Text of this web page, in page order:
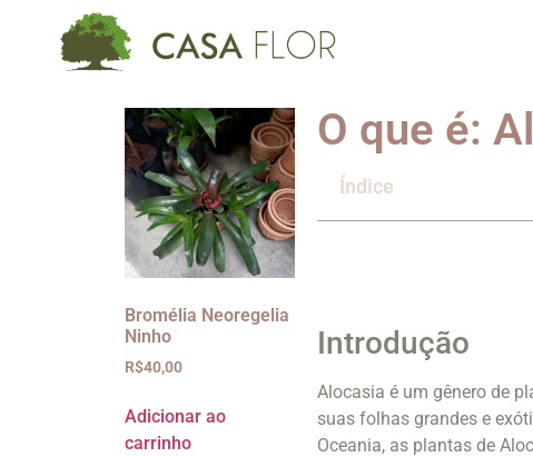
Bromélia Neoregelia
Ninho
R$40,00
Adicionar ao
carrinho
O que é:
Índice
Introdução
Alocasia é um gênero de
suas folhas grandes e
Oceania, as plantas de